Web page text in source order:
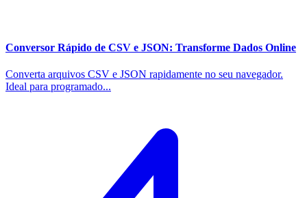
Conversor Rápido de CSV e JSON: Transforme Dados Online
Converta arquivos CSV e JSON rapidamente no seu navegador.
Ideal para programado...